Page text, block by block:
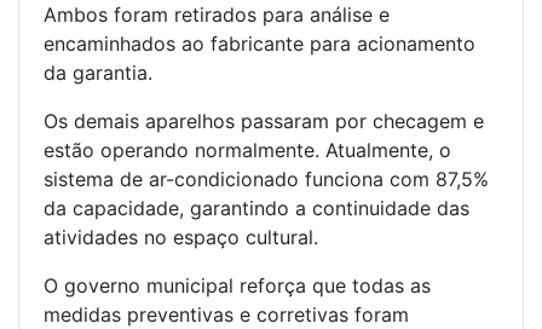
Ambos foram retirados para análise e
encaminhados ao fabricante para acionamento
da garantia.
Os demais aparelhos passaram por checagem e
estão operando normalmente. Atualmente, o
sistema de ar-condicionado funciona com 87,5%
da capacidade, garantindo a continuidade das
atividades no espaço cultural.
O governo municipal reforça que todas as
medidas preventivas e corretivas foram